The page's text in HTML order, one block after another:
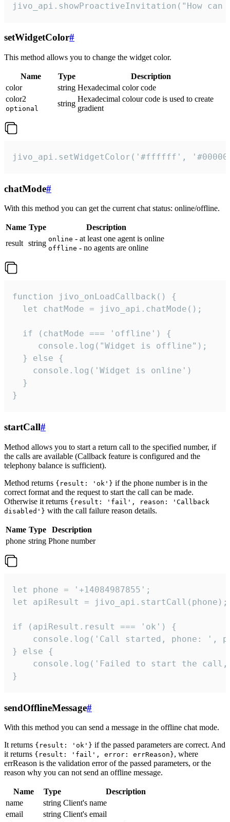
jivo_api.showProactiveInvitation("How
setWidgetColor#
This method allows you to change the widget color.
Name Type
Description
color
string Hexadecimal color code
color2
optional
string
Hexadecimal colour code is used to create
gradient
jivo_api.setWidgetColor('#ffffff',
chatMode#
With this method you can get the current chat status: online/offline.
Name Type
Description
result string online - at least one agent is online
offline - no agents are online
function jivo_onLoadCallback() {
  let chatMode = jivo_api.chatMode();
  if (chatMode === 'offline') {
     console.log("Widget is offline");
  } else {
    console.log('Widget is online')
  }
}
startCall#
Method allows you to start a return call to the specified number, if
the calls are available (Callback feature is configured and the
telephony balance is sufficient).
Method returns {result: 'ok'} if the phone number is in the
correct format and the request to start the call can be made.
Otherwise it returns {result: 'fail', reason: 'Callback
disabled'} with the call failure reason details.
Name Type
Description
phone string Phone number
let phone = '+14084987855';
let apiResult = jivo_api.startCall(phone);
if (apiResult.result === 'ok') {
console.log('Call started, phone: ',
} else {
console.log('Failed to start the
}
sendOfflineMessage#
With this method you can send a message in the offline chat mode.
It returns {result: 'ok'} if the passed parameters are correct. And
it returns {result: 'fail', error: errReason}, where
errReason is the validation error of the passed parameters, or the
reason why you can not send an offline message.
Name Type
Description
name
string Client's name
email
string Client's email